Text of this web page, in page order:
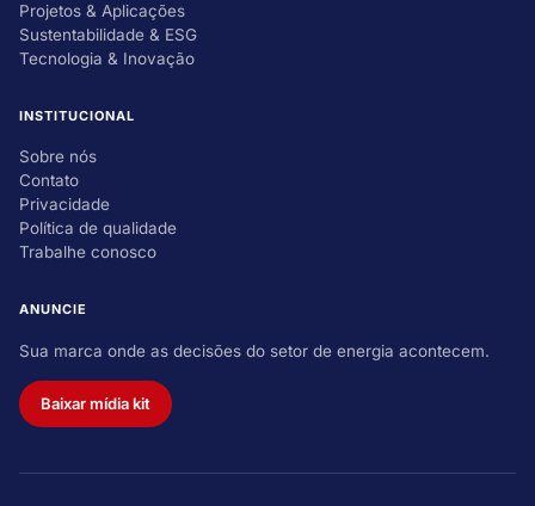
Projetos & Aplicações
Sustentabilidade & ESG
Tecnologia & Inovação
INSTITUCIONAL
Sobre nós
Contato
Privacidade
Política de qualidade
Trabalhe conosco
ANUNCIE
Sua marca onde as decisões do setor de energia acontecem.
Baixar mídia kit